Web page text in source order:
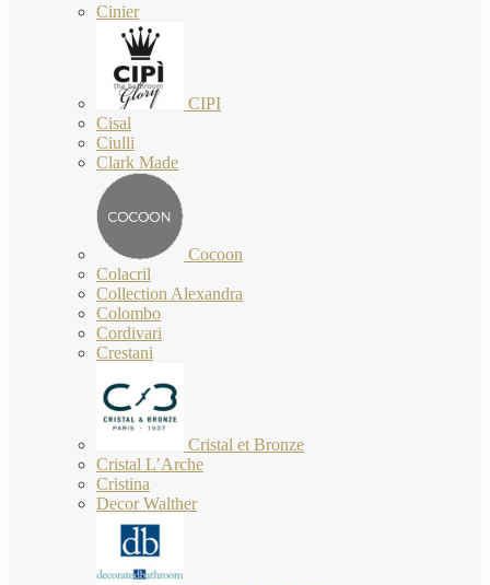
Cinier
CIPI
Cisal
Ciulli
Clark Made
Cocoon
Colacril
Collection Alexandra
Colombo
Cordivari
Crestani
Cristal et Bronze
Cristal L’Arche
Cristina
Decor Walther